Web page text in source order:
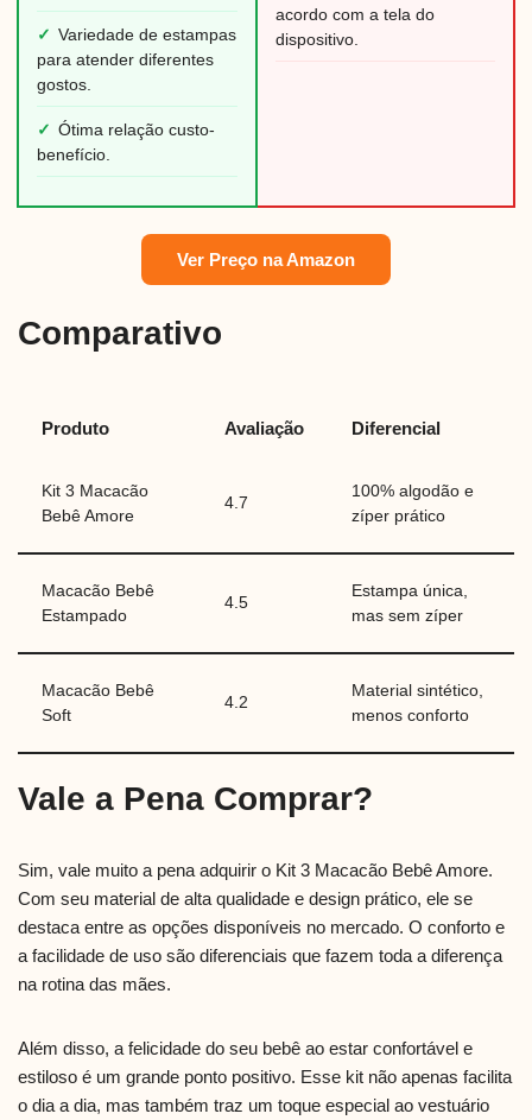
✓ Variedade de estampas
para atender diferentes
gostos.
✓ Ótima relação custo-
benefício.
acordo com a tela do
dispositivo.
Ver Preço na Amazon
Comparativo
Produto Avaliação Diferencial
Kit 3 Macacão
Bebê Amore
4.7
100% algodão e
zíper prático
Macacão Bebê
Estampado
4.5
Estampa única,
mas sem zíper
Macacão Bebê
Soft
4.2
Material sintético,
menos conforto
Vale a Pena Comprar?
Sim, vale muito a pena adquirir o Kit 3 Macacão Bebê Amore.
Com seu material de alta qualidade e design prático, ele se
destaca entre as opções disponíveis no mercado. O conforto e
a facilidade de uso são diferenciais que fazem toda a diferença
na rotina das mães.
Além disso, a felicidade do seu bebê ao estar confortável e
estiloso é um grande ponto positivo. Esse kit não apenas facilita
o dia a dia, mas também traz um toque especial ao vestuário